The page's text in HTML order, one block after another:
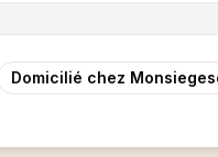
Domicilié chez